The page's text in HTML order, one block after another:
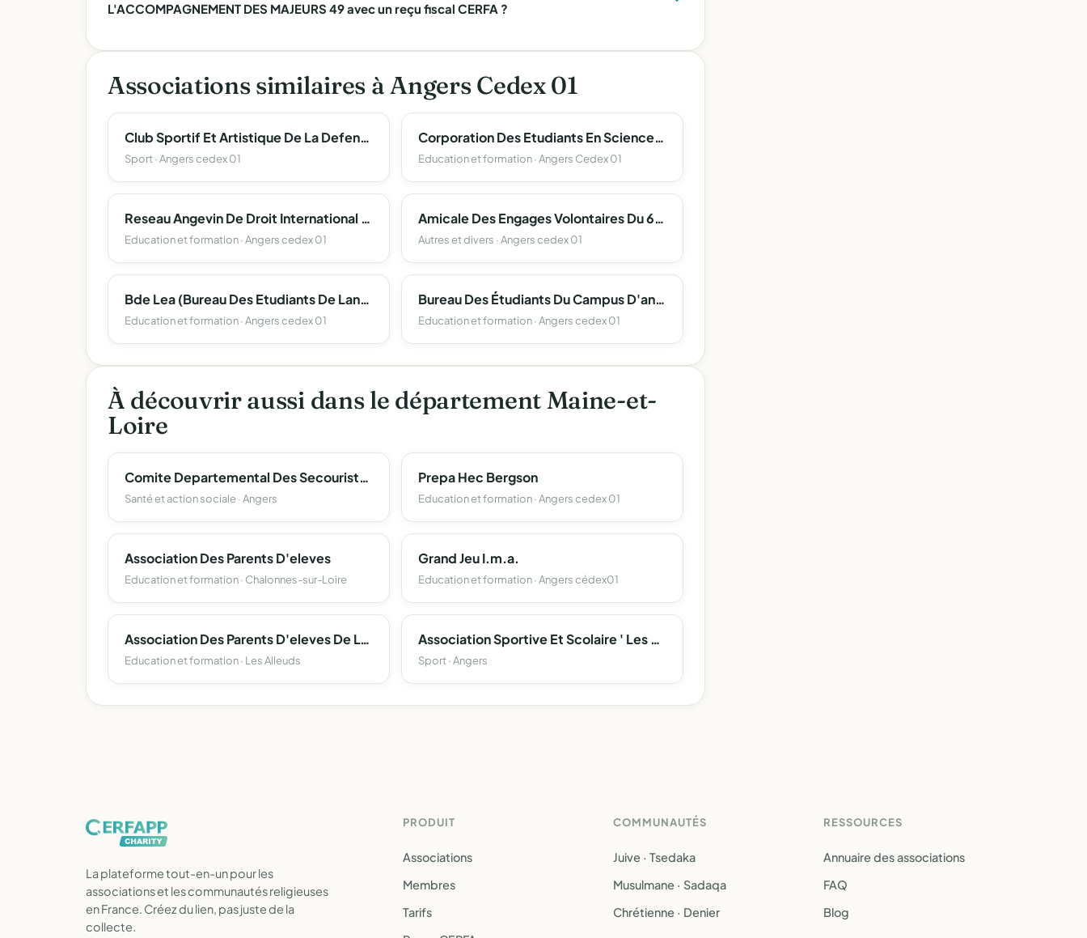
L'ACCOMPAGNEMENT DES MAJEURS 49 avec un reçu fiscal CERFA ?
Associations similaires à Angers Cedex 01
Club Sportif Et Artistique De La Defense D'angers
Sport · Angers cedex 01
Corporation Des Etudiants En Sciences D'angers (Corpo Sciences Angers)
Education et formation · Angers Cedex 01
Reseau Angevin De Droit International Et Europeen
Education et formation · Angers cedex 01
Amicale Des Engages Volontaires Du 6° Regiment Du Genie
Autres et divers · Angers cedex 01
Bde Lea (Bureau Des Etudiants De Langues Etrangeres Appliquees) Angers
Education et formation · Angers cedex 01
Bureau Des Étudiants Du Campus D'angers De L'essca
Education et formation · Angers cedex 01
À découvrir aussi dans le département Maine-et-
Loire
Comite Departemental Des Secouristes Francais Croix Blanche De Maine Et Loire
Santé et action sociale · Angers
Prepa Hec Bergson
Education et formation · Angers cedex 01
Association Des Parents D'eleves
Education et formation · Chalonnes-sur-Loire
Grand Jeu I.m.a.
Education et formation · Angers cédex01
Association Des Parents D'eleves De L'ecole Publique Des Alleuds
Education et formation · Les Alleuds
Association Sportive Et Scolaire ' Les Chesnaies '
Sport · Angers
La plateforme tout-en-un pour les
associations et les communautés religieuses
en France. Créez du lien, pas juste de la
collecte.
PRODUIT
Associations
Membres
Tarifs
COMMUNAUTÉS
Juive · Tsedaka
Musulmane · Sadaqa
Chrétienne · Denier
RESSOURCES
Annuaire des associations
FAQ
Blog